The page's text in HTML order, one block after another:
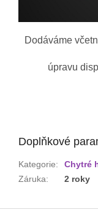
Dodáváme
úpravu
Doplňkové
Kategorie:
Chytré
Záruka: 2 roky